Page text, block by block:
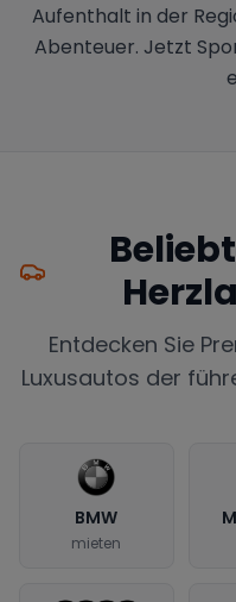
Aufenthalt in der
Abenteuer. Jetzt
Entdecken Sie
Luxusautos der
BMW
mieten